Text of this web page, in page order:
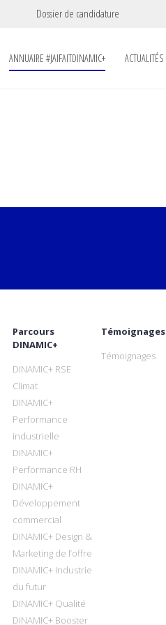
Dossier de candidature
ANNUAIRE #JAIFAITDINAMIC+ ACTUALITÉS
Parcours
DINAMIC+
DINAMIC+ RSE
Climat
DINAMIC+
Performance
industrielle
DINAMIC+
Performance RH
DINAMIC+
Développement
commercial
DINAMIC+ Design &
Marketing de l’offre
DINAMIC+ Industrie
du futur
DINAMIC+ Qualité
DINAMIC+ Booster
Témoignages
Témoignages